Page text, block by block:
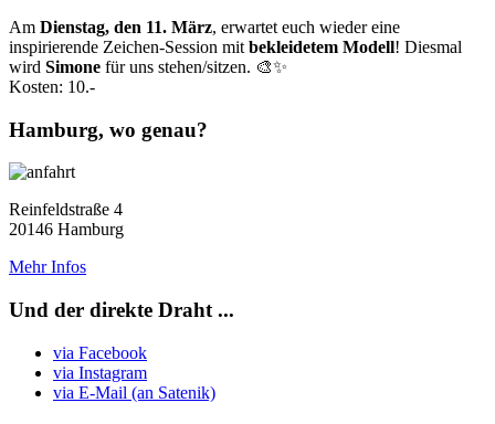
Am Dienstag, den 11. März, erwartet euch wieder eine
inspirierende Zeichen-Session mit bekleidetem Modell! Diesmal
wird Simone für uns stehen/sitzen. 🎨✨
Kosten: 10.-
Hamburg, wo genau?
Reinfeldstraße 4
20146 Hamburg
Mehr Infos
Und der direkte Draht ...
via Facebook
via Instagram
via E-Mail (an Satenik)